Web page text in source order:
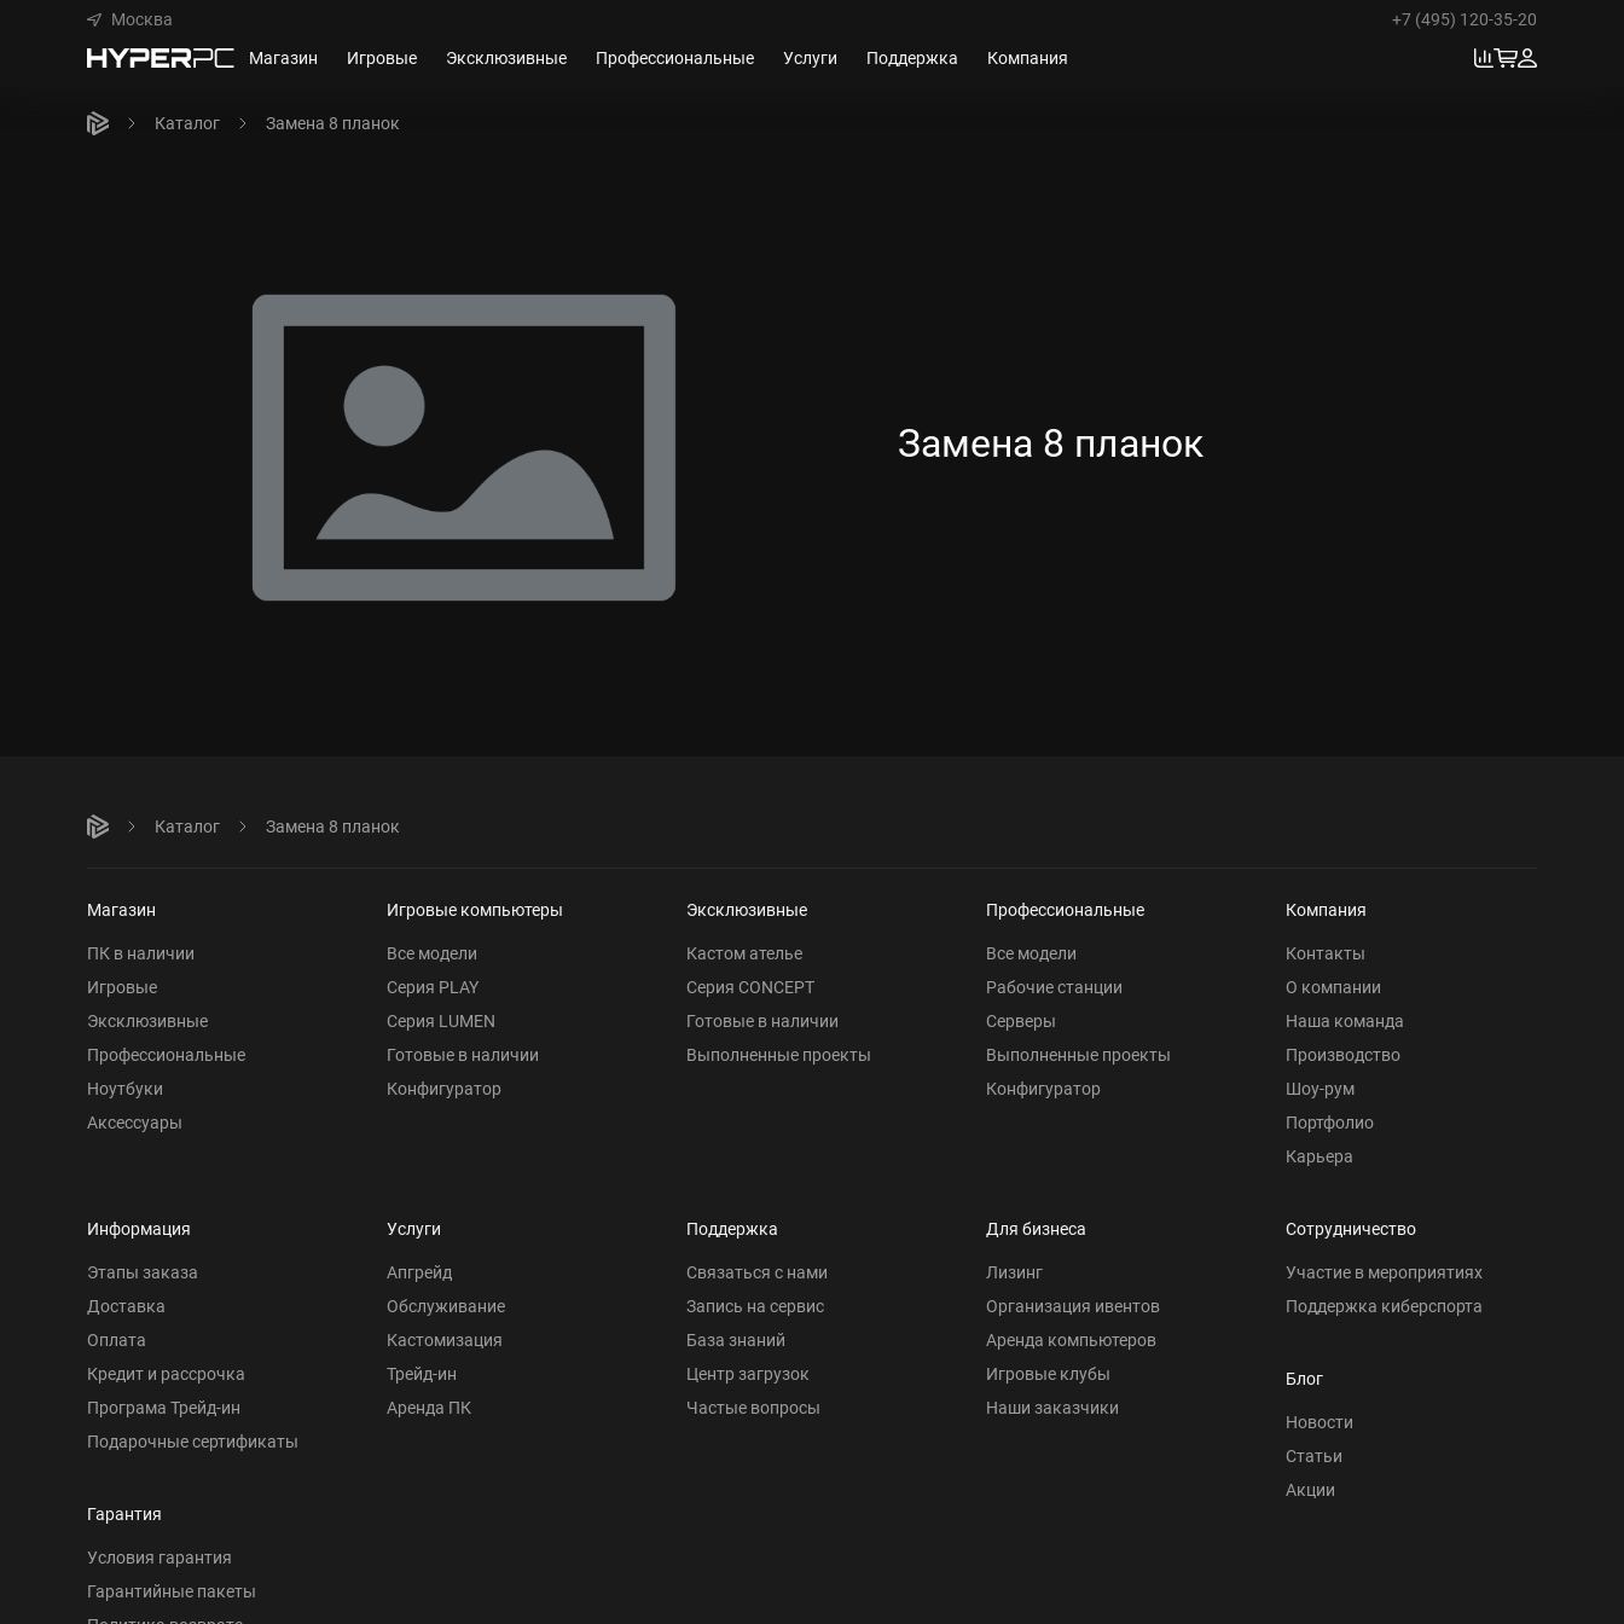
Москва
+7 (495) 120-35-20
Магазин
Игровые Эксклюзивные Профессиональные Услуги Поддержка Компания
Каталог Замена 8 планок
Замена 8 планок
Каталог Замена 8 планок
Магазин
ПК в наличии
Игровые
Эксклюзивные
Профессиональные
Ноутбуки
Аксессуары
Игровые компьютеры
Все модели
Серия PLAY
Серия LUMEN
Готовые в наличии
Конфигуратор
Эксклюзивные
Кастом ателье
Серия CONCEPT
Готовые в наличии
Выполненные проекты
Профессиональные
Все модели
Рабочие станции
Серверы
Выполненные проекты
Конфигуратор
Компания
Контакты
О компании
Наша команда
Производство
Шоу-рум
Портфолио
Карьера
Информация
Этапы заказа
Доставка
Оплата
Кредит и рассрочка
Програма Трейд-ин
Подарочные сертификаты
Гарантия
Условия гарантия
Гарантийные пакеты
Услуги
Апгрейд
Обслуживание
Кастомизация
Трейд-ин
Аренда ПК
Поддержка
Связаться с нами
Запись на сервис
База знаний
Центр загрузок
Частые вопросы
Для бизнеса
Лизинг
Организация ивентов
Аренда компьютеров
Игровые клубы
Наши заказчики
Сотрудничество
Участие в мероприятиях
Поддержка киберспорта
Блог
Новости
Статьи
Акции